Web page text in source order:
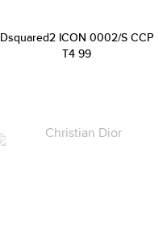
Dsquared2 ICON 0002/S CCP
T4 99